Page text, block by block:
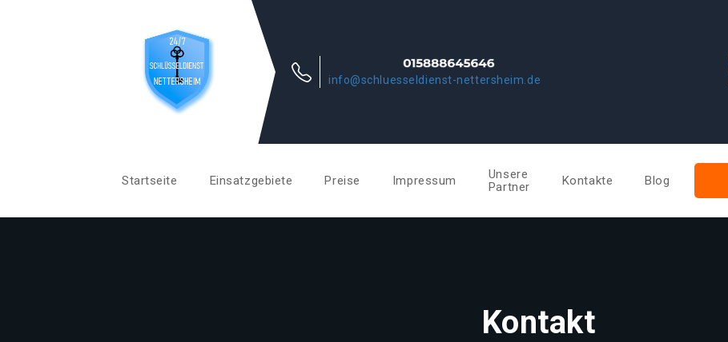
info@schluesseldienst-nettersheim.de
Startseite Einsatzgebiete Preise Impressum
Unsere
Partner
Kontakte Blog
Kontakt